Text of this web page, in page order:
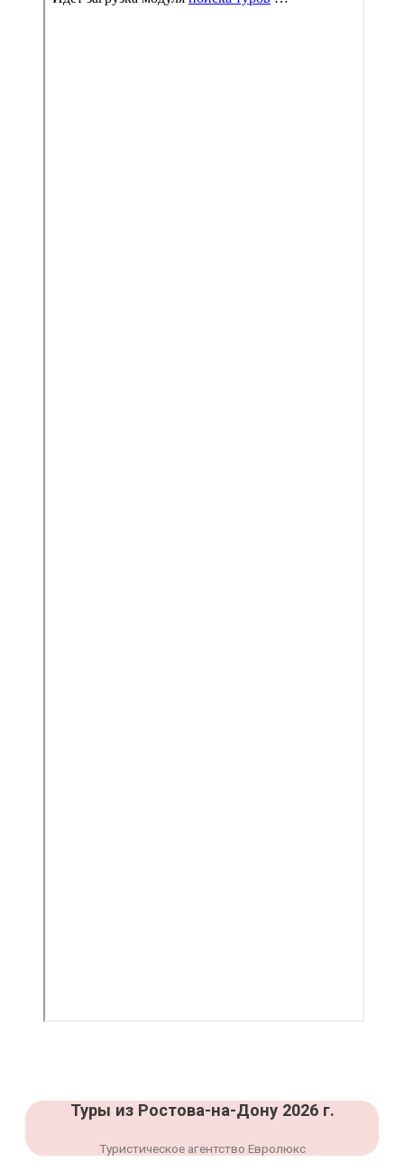
Туры из Ростова-на-Дону 2026 г.
Туристическое агентство Евролюкс